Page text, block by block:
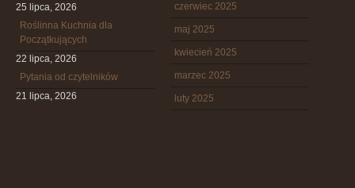
25 lipca, 2026
Roślinna Kuchnia dla
Początkujących
22 lipca, 2026
Pytania od czytelników
21 lipca, 2026
czerwiec 2025
maj 2025
kwiecień 2025
marzec 2025
luty 2025